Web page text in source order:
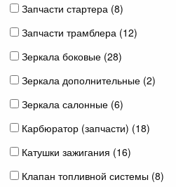
Запчасти стартера (8)
Запчасти трамблера (12)
Зеркала боковые (28)
Зеркала дополнительные (2)
Зеркала салонные (6)
Карбюратор (запчасти) (18)
Катушки зажигания (16)
Клапан топливной системы (8)